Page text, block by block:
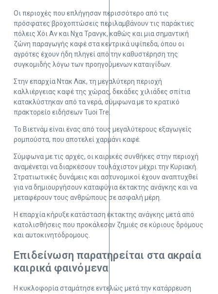
Οι περιοχές που επλήγησαν περισσότερο από τις
πρόσφατες βροχοπτώσεις περιλαμβάνουν τις παράκτιες
πόλεις Χόι Αν και Νχα Τρανγκ, καθώς και μια σημαντική
ζώνη παραγωγής καφέ στα κεντρικά υψίπεδα, όπου οι
αγρότες έχουν ήδη πληγεί από την καθυστέρηση της
συγκομιδής λόγω των προηγούμενων καταιγίδων.
Στην επαρχία Ντακ Λακ, τη μεγαλύτερη περιοχή
καλλιέργειας καφέ της χώρας, δεκάδες χιλιάδες σπίτια
κατακλύστηκαν από τα νερά, σύμφωνα με το κρατικό
πρακτορείο ειδήσεων Tuoi Tre.
Το Βιετνάμ είναι ένας από τους μεγαλύτερους εξαγωγείς
ρομπούστα, που αποτελεί χαρμάνι καφέ.
Σύμφωνα με τις αρχές, οι καιρικές συνθήκες στην περιοχή
αναμένεται να διαρκέσουν τουλάχιστον μέχρι την Κυριακή.
Στρατιωτικές δυνάμεις και αστυνομικοί έχουν αναπτυχθεί
για να δημιουργήσουν καταφύγια έκτακτης ανάγκης και να
μεταφέρουν τους ανθρώπους σε ασφαλή μέρη.
Η επαρχία κήρυξε κατάσταση έκτακτης ανάγκης μετά από
κατολισθήσεις που προκάλεσαν ζημιές σε κύριους δρόμους
και αυτοκινητόδρομους.
Επιδείνωση παρατηρείται στα ακραία
καιρικά φαινόμενα
Η κυκλοφορία σταμάτησε εντελώς μετά την κατάρρευση